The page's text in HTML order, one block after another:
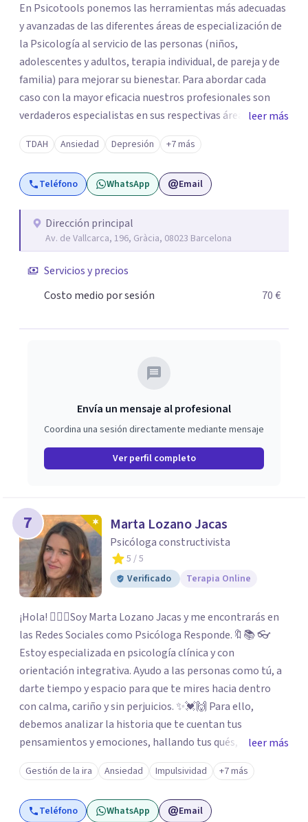
En Psicotools ponemos las herramientas más adecuadas
y avanzadas de las diferentes áreas de especialización de
la Psicología al servicio de las personas (niños,
adolescentes y adultos, terapia individual, de pareja y de
familia) para mejorar su bienestar. Para abordar cada
caso con la mayor eficacia nuestros profesionales son
verdaderos especialistas en sus respectivas áreas y se
mantienen al día de las últimas novedades y avances
científicos, lo que les permite aplicar los tratamientos y
técnicas más avanzadas. Contacta con nosotros y
nuestro coordinador te atenderá personalmente para
enfocar tu proceso terapéutico en función de tus
necesidades y de momento vital.
leer más
TDAH Ansiedad Depresión +7 más
Teléfono WhatsApp Email
Dirección principal
Av. de Vallcarca, 196, Gràcia, 08023 Barcelona
Servicios y precios
Costo medio por sesión
70 €
Envía un mensaje al profesional
Coordina una sesión directamente mediante mensaje
Ver perfil completo
7 Marta Lozano Jacas
Psicóloga constructivista
5 / 5
Verificado
Terapia Online
¡Hola! 🙋🏼‍♀️Soy Marta Lozano Jacas y me encontrarás en
las Redes Sociales como Psicóloga Responde.🔖📚 👓
Estoy especializada en psicología clínica y con
orientación integrativa. Ayudo a las personas como tú, a
darte tiempo y espacio para que te mires hacia dentro
con calma, cariño y sin perjuicios. ✨💓🙌 Para ello,
debemos analizar la historia que te cuentan tus
pensamientos y emociones, hallando tus qués, tus
cómos, tus porqués, tus cuándos y tus dóndes a lo largo
de tu vida. Así, podrás desenredar el lío que es vivir, podrás
aceptar quien eres: un ser humano que siente, que piensa
y que hace; un ser que se contradice, que tiene dudas y que
leer más
Gestión de la ira Ansiedad Impulsividad +7 más
Teléfono WhatsApp Email